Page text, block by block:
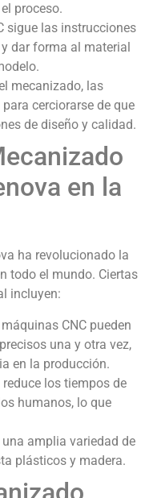
proceso.
sigue las instrucciones
dar forma al material
mecanizado, las
cerciorarse de que
de diseño y calidad.
en la
ha revolucionado la
todo el mundo. Ciertas
incluyen:
CNC pueden
una y otra vez,
en la producción.
los tiempos de
humanos, lo que
una amplia variedad de
plásticos y madera.